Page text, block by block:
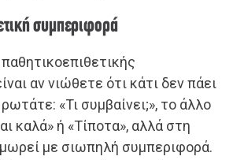
συμπεριφορά
αν νιώθετε ότι κάτι δεν πάει
«Τι συμβαίνει;», το άλλο
καλά» ή «Τίποτα», αλλά στη
με σιωπηλή συμπεριφορά.